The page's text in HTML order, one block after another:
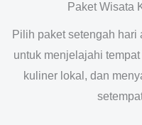
Paket Wisata
Pilih paket setengah hari
untuk menjelajahi
kuliner lokal, dan